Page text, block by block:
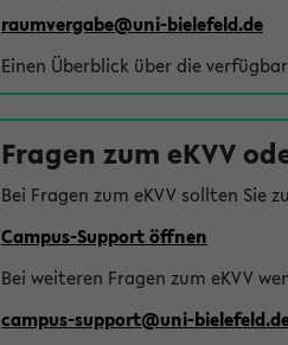
raumvergabe@uni-bielefeld.de
Einen Überblick über die
Fragen zum eKVV
Bei Fragen zum eKVV sollten Sie
Campus-Support öffnen
Bei weiteren Fragen zum eKVV
campus-support@uni-